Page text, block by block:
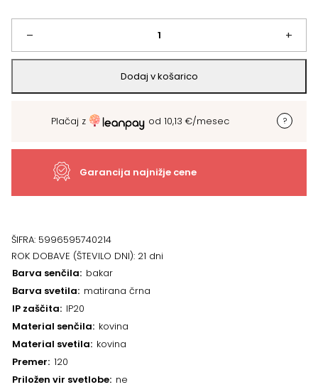
–
Svetilo
74021,
Roxas
+
Dodaj v košarico
Plačaj z od 10,13 €/mesec
Garancija najnižje cene
ŠIFRA: 5996595740214
ROK DOBAVE (ŠTEVILO DNI): 21 dni
Barva senčila bakar
Barva svetila matirana črna
IP zaščita IP20
Material senčila kovina
Material svetila kovina
Premer 120
Priložen vir svetlobe ne